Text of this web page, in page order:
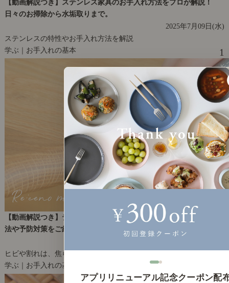
【動画解説つき】ステンレス家具のお手入れ方法をプロが解説！
日々のお掃除から水垢取りまで。
2025年7月09日(水)
ステンレスの特性やお手入れ方法を解説
学ぶ｜お手入れの基本
1
【動画解説つき】テーブルにヒビや割れが起きても大丈夫！補修方
法や予防対策をご紹介します。
ヒビや割れは、焦らず対処しましょう。
学ぶ｜お手入れの基本
アプリリニューアル記念クーポン配